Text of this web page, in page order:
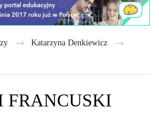
Katarzyna Denkiewicz
FRANCUSKI